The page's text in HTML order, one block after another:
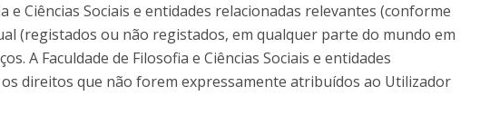
e Ciências Sociais e entidades relacionadas relevantes (conforme
(registados ou não registados, em qualquer parte do mundo em
A Faculdade de Filosofia e Ciências Sociais e entidades
direitos que não forem expressamente atribuídos ao Utilizador